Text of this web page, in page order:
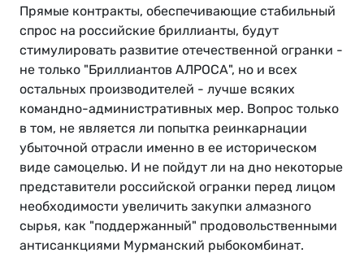
Прямые контракты, обеспечивающие стабильный
спрос на российские бриллианты, будут
стимулировать развитие отечественной огранки -
не только "Бриллиантов АЛРОСА", но и всех
остальных производителей - лучше всяких
командно-административных мер. Вопрос только
в том, не является ли попытка реинкарнации
убыточной отрасли именно в ее историческом
виде самоцелью. И не пойдут ли на дно некоторые
представители российской огранки перед лицом
необходимости увеличить закупки алмазного
сырья, как "поддержанный" продовольственными
антисанкциями Мурманский рыбокомбинат.